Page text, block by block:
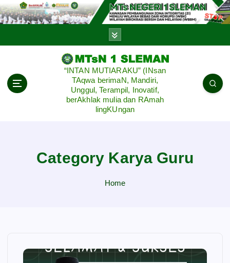
S
k
“INTAN MUTIARAKU” (INsan
TAqwa berimaN, Mandiri,
Unggul, Terampil, Inovatif,
berAkhlak mulia dan RAmah
lingKUngan
Category Karya Guru
Home